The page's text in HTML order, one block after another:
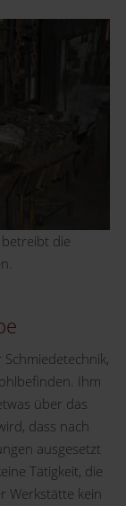
die
Ihm
über das
dass nach
ausgesetzt
Tätigkeit, die
Werkstätte kein